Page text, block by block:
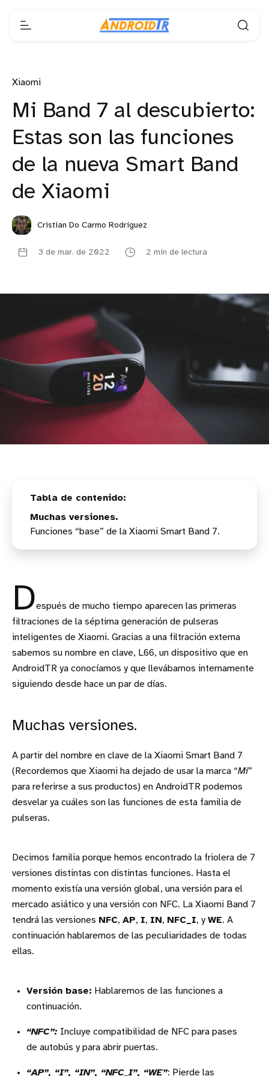
Xiaomi
Mi Band 7 al descubierto:
Estas son las funciones
de la nueva Smart Band
de Xiaomi
Cristian Do Carmo Rodríguez
3 de mar. de 2022 2 min de lectura
Muchas versiones.
Funciones “base” de la Xiaomi Smart Band 7.
Después de mucho tiempo aparecen las primeras
filtraciones de la séptima generación de pulseras
inteligentes de Xiaomi. Gracias a una filtración externa
sabemos su nombre en clave, L66, un dispositivo que en
AndroidTR ya conocíamos y que llevábamos internamente
siguiendo desde hace un par de días.
Muchas versiones.
A partir del nombre en clave de la Xiaomi Smart Band 7
(Recordemos que Xiaomi ha dejado de usar la marca “Mi”
para referirse a sus productos) en AndroidTR podemos
desvelar ya cuáles son las funciones de esta familia de
pulseras.
Decimos familia porque hemos encontrado la friolera de 7
versiones distintas con distintas funciones. Hasta el
momento existía una versión global, una versión para el
mercado asiático y una versión con NFC. La Xiaomi Band 7
tendrá las versiones NFC, AP, I, IN, NFC_I, yWE. A
continuación hablaremos de las peculiaridades de todas
ellas.
Versión base: Hablaremos de las funciones a
continuación.
“NFC”: Incluye compatibilidad de NFC para pases
de autobús y para abrir puertas.
“AP”, “I”, “IN”, “NFC_I”, “WE”: Pierde las